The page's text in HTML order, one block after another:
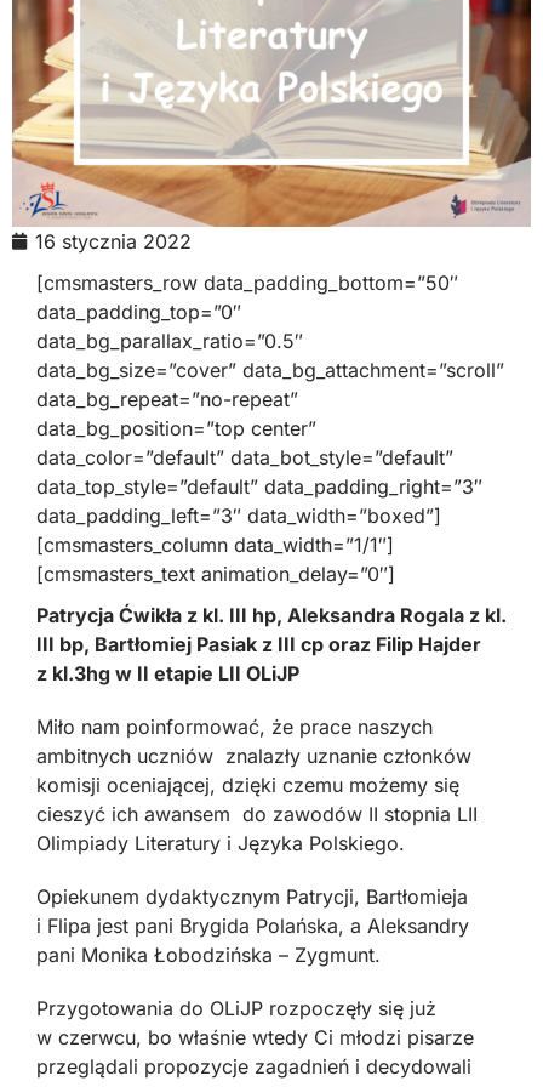
16 stycznia 2022
[cmsmasters_row data_padding_bottom=”50″
data_padding_top=”0″
data_bg_parallax_ratio=”0.5″
data_bg_size=”cover” data_bg_attachment=”scroll”
data_bg_repeat=”no-repeat”
data_bg_position=”top center”
data_color=”default” data_bot_style=”default”
data_top_style=”default” data_padding_right=”3″
data_padding_left=”3″ data_width=”boxed”]
[cmsmasters_column data_width=”1/1″]
[cmsmasters_text animation_delay=”0″]
Patrycja Ćwikła z kl. III hp, Aleksandra Rogala z kl.
III bp, Bartłomiej Pasiak z III cp oraz Filip Hajder
z kl.3hg w II etapie LII OLiJP
Miło nam poinformować, że prace naszych
ambitnych uczniów znalazły uznanie członków
komisji oceniającej, dzięki czemu możemy się
cieszyć ich awansem do zawodów II stopnia LII
Olimpiady Literatury i Języka Polskiego.
Opiekunem dydaktycznym Patrycji, Bartłomieja
i Flipa jest pani Brygida Polańska, a Aleksandry
pani Monika Łobodzińska – Zygmunt.
Przygotowania do OLiJP rozpoczęły się już
w czerwcu, bo właśnie wtedy Ci młodzi pisarze
przeglądali propozycje zagadnień i decydowali